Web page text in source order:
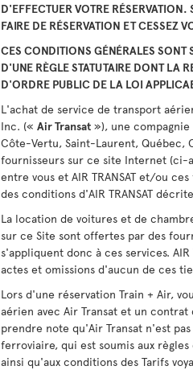
D'EFFECTUER VOTRE
FAIRE DE RÉSERVATION ET CESSEZ
CES CONDITIONS GÉNÉRALES SONT
D'UNE RÈGLE STATUTAIRE DONT LA
D'ORDRE PUBLIC DE LA LOI
L'achat de service de transport
Inc. (« Air Transat »), une
Côte-Vertu, Saint-Laurent, Québec,
fournisseurs sur ce site Internet (ci-
entre vous et AIR TRANSAT et/ou
des conditions d'AIR TRANSAT
La location de voitures et de
sur ce Site sont offertes par des
s'appliquent donc à ces services.
actes et omissions d'aucun de ces
Lors d'une réservation Train + Air,
aérien avec Air Transat et un
prendre note qu'Air Transat n'est
ferroviaire, qui est soumis aux
ainsi qu'aux conditions des Tarifs